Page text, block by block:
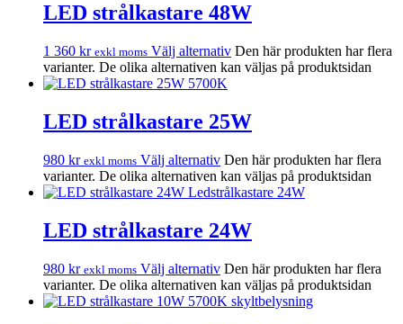
LED strålkastare 48W
1 360 kr exkl moms Välj alternativ Den här produkten har flera
varianter. De olika alternativen kan väljas på produktsidan
LED strålkastare 25W
980 kr exkl moms Välj alternativ Den här produkten har flera
varianter. De olika alternativen kan väljas på produktsidan
LED strålkastare 24W
980 kr exkl moms Välj alternativ Den här produkten har flera
varianter. De olika alternativen kan väljas på produktsidan